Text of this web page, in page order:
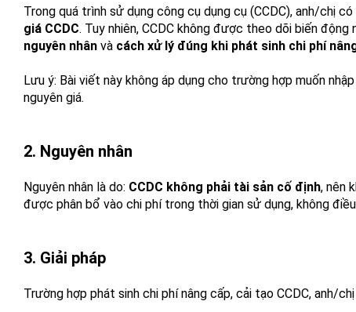
Trong quá trình sử dụng công cụ dụng cụ (CCDC), anh/chị
giá CCDC. Tuy nhiên, CCDC không được theo dõi biến
nguyên nhân và cách xử lý đúng khi phát sinh chi phí
Lưu ý: Bài viết này không áp dụng cho trường hợp muốn
nguyên giá.
2. Nguyên nhân
Nguyên nhân là do: CCDC không phải tài sản cố định, nên
được phân bổ vào chi phí trong thời gian sử dụng, không
3. Giải pháp
Trường hợp phát sinh chi phí nâng cấp, cải tạo CCDC, anh/